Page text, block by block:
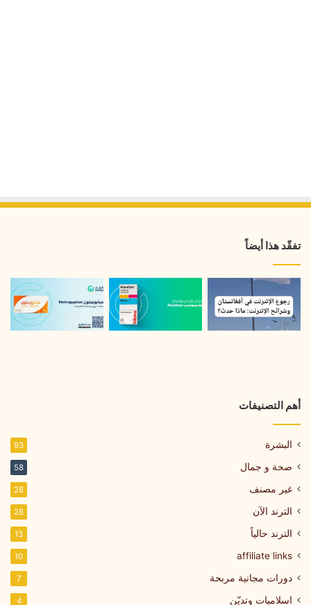
تفقّد هذا أيضاً
أهم التصنيفات
البشرة 93
صحة و جمال 58
غير مصنف 28
الترند الآن 28
الترند حالياً 13
affiliate links
10
دورات مجانية مربحة 7
اسلاميات وتديّن 4